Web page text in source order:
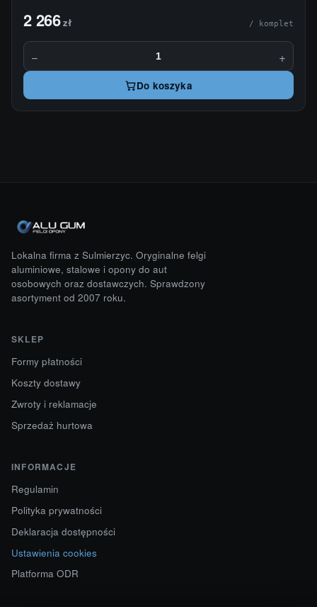
2 266zł / komplet
− +
Do koszyka
Lokalna firma z Sulmierzyc. Oryginalne felgi
aluminiowe, stalowe i opony do aut
osobowych oraz dostawczych. Sprawdzony
asortyment od 2007 roku.
SKLEP
Formy płatności
Koszty dostawy
Zwroty i reklamacje
Sprzedaż hurtowa
INFORMACJE
Regulamin
Polityka prywatności
Deklaracja dostępności
Ustawienia cookies
Platforma ODR